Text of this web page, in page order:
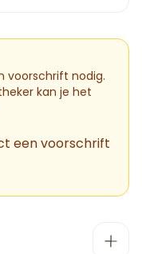
voorschrift nodig.
kan je het
een voorschrift